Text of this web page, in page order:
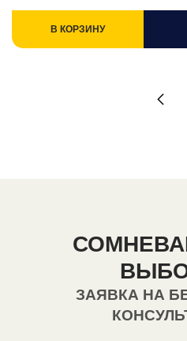
В КОРЗИНУ
ЗАЯВКА НА